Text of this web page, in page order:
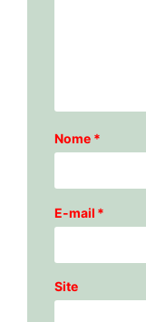
Nome *
E-mail *
Site